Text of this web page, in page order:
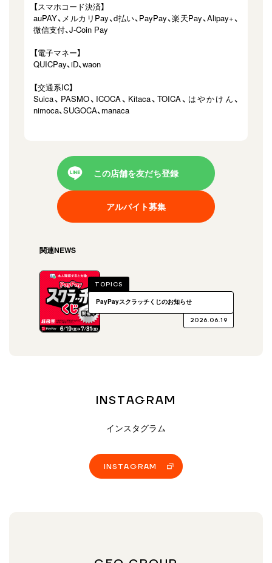
【スマホコード決済】
auPAY、メルカリPay、d払い、PayPay、楽天Pay、Alipay+、
微信支付、J-Coin Pay
【電子マネー】
QUICPay、iD、waon
【交通系IC】
Suica、PASMO、ICOCA、Kitaca、TOICA、はやかけん、
nimoca、SUGOCA、manaca
この店舗を友だち登録
アルバイト募集
関連NEWS
TOPICS
2026.06.19
PayPayスクラッチくじのお知らせ
INSTAGRAM
インスタグラム
INSTAGRAM